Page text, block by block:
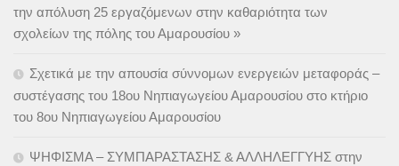
την απόλυση 25 εργαζόμενων στην καθαριότητα των
σχολείων της πόλης του Αμαρουσίου »
Σχετικά με την απουσία σύννομων ενεργειών μεταφοράς –
συστέγασης του 18ου Νηπιαγωγείου Αμαρουσίου στο κτήριο
του 8ου Νηπιαγωγείου Αμαρουσίου
ΨΗΦΙΣΜΑ – ΣΥΜΠΑΡΑΣΤΑΣΗΣ & ΑΛΛΗΛΕΓΓΥΗΣ στην